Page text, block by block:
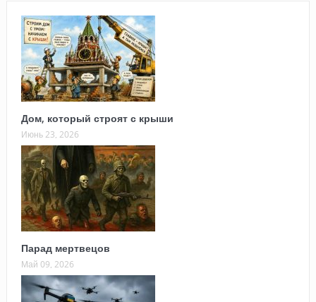
Дом, который строят с крыши
Июнь 23, 2026
Парад мертвецов
Май 09, 2026